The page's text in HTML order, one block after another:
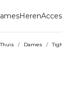
Heren
Thuis / Dames /